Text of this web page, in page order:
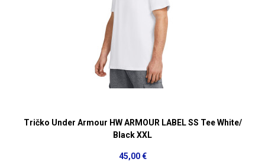
Tričko Under Armour HW ARMOUR LABEL SS Tee White/
Black XXL
45,00 €